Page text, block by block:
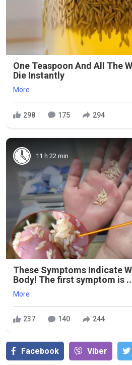
One Teaspoon And All The
Die Instantly
More
298 175 294
11 h 22 min
These Symptoms Indicate
Body! The first symptom is ..
More
237 140 244
Facebook Viber